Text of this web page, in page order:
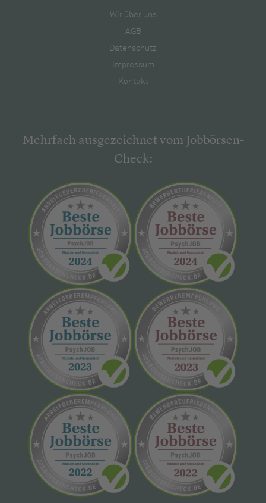
Wir über uns
AGB
Datenschutz
Impressum
Kontakt
Mehrfach ausgezeichnet vom Jobbörsen-
Check: